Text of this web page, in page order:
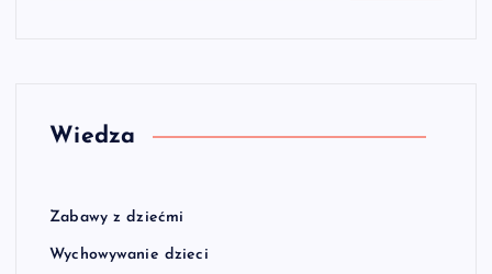
Wiedza
Zabawy z dziećmi
Wychowywanie dzieci